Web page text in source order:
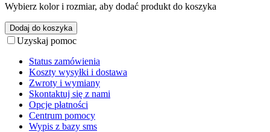
Wybierz kolor i rozmiar, aby dodać produkt do koszyka
Dodaj do koszyka
Uzyskaj pomoc
Status zamówienia
Koszty wysyłki i dostawa
Zwroty i wymiany
Skontaktuj się z nami
Opcje płatności
Centrum pomocy
Wypis z bazy sms